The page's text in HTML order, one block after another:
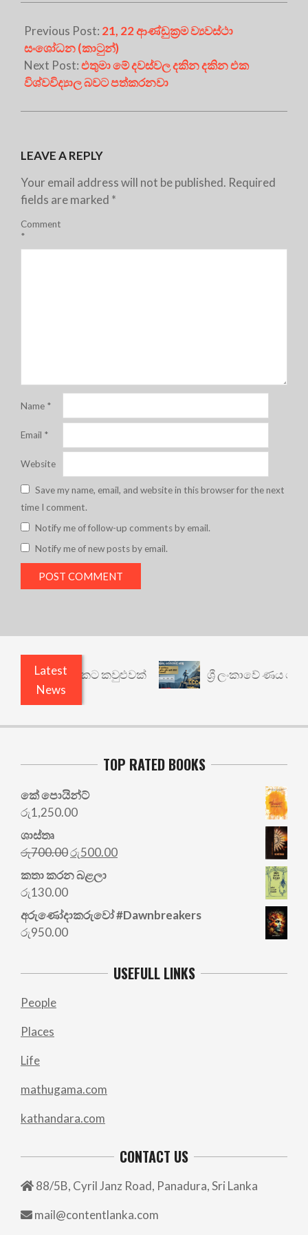
Previous Post: 21, 22 ආණ්ඩුක්‍රම ව්‍යවස්ථා
සංශෝධන (කාටුන්)
Next Post:එතුමා මේ දවස්වල දකින දකින එක
විශ්වවිද්‍යාල බවට පත්කරනවා
LEAVE A REPLY
Your email address will not be published. Required
fields are marked *
Comment
*
Name *
Email *
Website
Save my name, email, and website in this browser for the next
time I comment.
Notify me of follow-up comments by email.
Notify me of new posts by email.
Latest
News
යථාර්ථයකට කවුළුවක් ශ්‍රී ලංකාවේ ණය
TOP RATED BOOKS
කේ පොයින්ට්
රු1,250.00
ශාස්තෘ
රු700.00Original
price
was:
රු500.00Current
කතා කරන බළලා
රු130.00
අරු‍ණෝදාකරුවෝ #Dawnbreakers
රු950.00
USEFULL LINKS
People
Places
Life
mathugama.com
kathandara.com
CONTACT US
88/5B, Cyril Janz Road, Panadura, Sri Lanka
mail@contentlanka.com